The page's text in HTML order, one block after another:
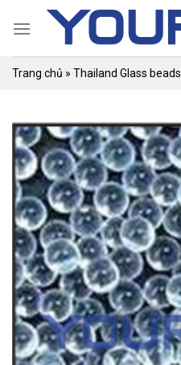
Trang chủ » Thailand Glass beads